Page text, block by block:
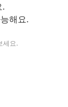
.
해요.
세요.